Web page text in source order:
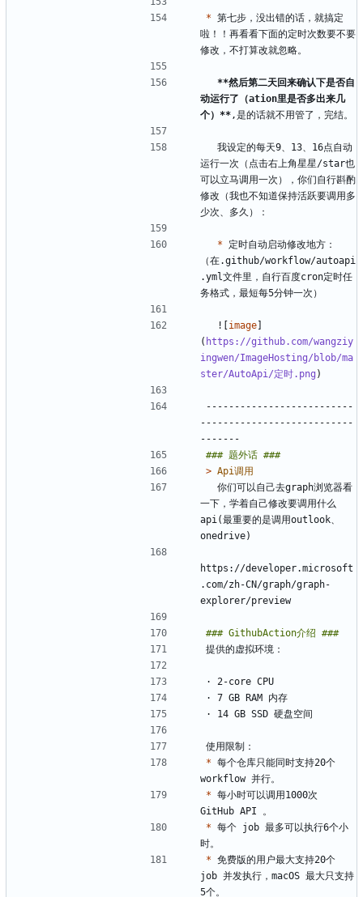
* 第七步，没出错的话，就搞定
啦！！再看看下面的定时次数要不要
**然后第二天回来确认下是否自
动运行了（ation里是否多出来几
个）**
运行一次（点击右上角星星/star也
可以立马调用一次），你们自行斟酌
修改（我也不知道保持活跃要调用多
* 定时自动启动修改地方：
（在.github/workflow/autoapi
.yml文件里，自行百度cron定时任
  ![
image]
( https://github.com/wangziy
ingwen/ImageHosting/blob/ma
ster/AutoApi/定时.png
--------------------------
---------------------------
>
一下，学着自己修改要调用什么
api(最重要的是调用outlook、
https://developer.microsoft
.com/zh-CN/graph/graph-
* 每个仓库只能同时支持20个
* 每小时可以调用1000次
* 每个 job 最多可以执行6个小
* 免费版的用户最大支持20个
job 并发执行，macOS 最大只支持